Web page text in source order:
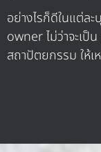
อย่างไรก็ดีในแต่ล
owner ไม่ว่าจะเ
สถาปัตยกรรม ให้เ